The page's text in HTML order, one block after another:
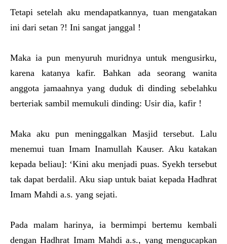
Tetapi setelah aku mendapatkannya, tuan mengatakan
ini dari setan ?! Ini sangat janggal !
Maka ia pun menyuruh muridnya untuk mengusirku,
karena katanya kafir. Bahkan ada seorang wanita
anggota jamaahnya yang duduk di dinding sebelahku
berteriak sambil memukuli dinding: Usir dia, kafir !
Maka aku pun meninggalkan Masjid tersebut. Lalu
menemui tuan Imam Inamullah Kauser. Aku katakan
kepada beliau]: ‘Kini aku menjadi puas. Syekh tersebut
tak dapat berdalil. Aku siap untuk baiat kepada Hadhrat
Imam Mahdi a.s. yang sejati.
Pada malam harinya, ia bermimpi bertemu kembali
dengan Hadhrat Imam Mahdi a.s., yang mengucapkan